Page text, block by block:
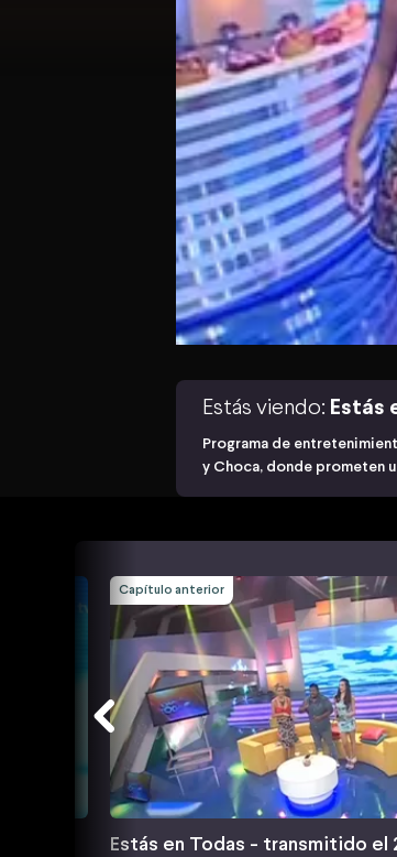
Estás viendo: Estás
Programa de
y Choca, donde prometen
Capítulo anterior
Estás en Todas - transmitido el